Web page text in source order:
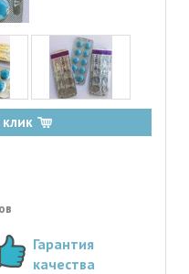
Гарантия
качества